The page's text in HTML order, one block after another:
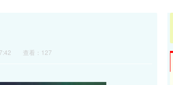
查看：127